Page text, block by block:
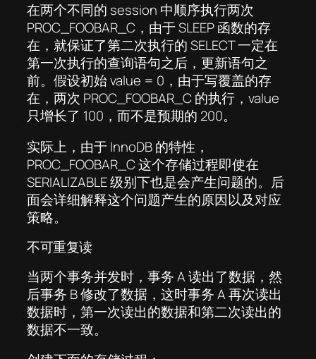
在两个不同的 session 中顺序执行两次
PROC_FOOBAR_C，由于 SLEEP 函数的存
在，就保证了第二次执行的 SELECT 一定在
第一次执行的查询语句之后，更新语句之
前。假设初始 value = 0，由于写覆盖的存
在，两次 PROC_FOOBAR_C 的执行，value
只增长了 100，而不是预期的 200。
实际上，由于 InnoDB 的特性，
PROC_FOOBAR_C 这个存储过程即使在
SERIALIZABLE 级别下也是会产生问题的。后
面会详细解释这个问题产生的原因以及对应
策略。
不可重复读
当两个事务并发时，事务 A 读出了数据，然
后事务 B 修改了数据，这时事务 A 再次读出
数据时，第一次读出的数据和第二次读出的
数据不一致。